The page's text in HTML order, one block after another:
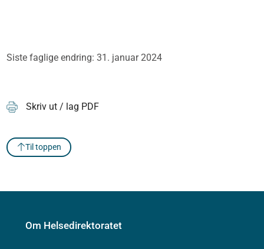
Siste faglige endring: 31. januar 2024
Skriv ut / lag PDF
Til toppen
Om Helsedirektoratet